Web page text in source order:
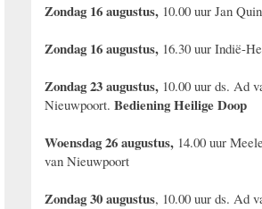
Zondag 16 augustus, 10.00 uur Jan
Zondag 16 augustus, 16.30 uur Indië-
Zondag 23 augustus, 10.00 uur ds. Ad
Nieuwpoort.Bediening Heilige Doop
Woensdag 26 augustus, 14.00 uur
van Nieuwpoort
Zondag 30 augustus, 10.00 uur ds. Ad